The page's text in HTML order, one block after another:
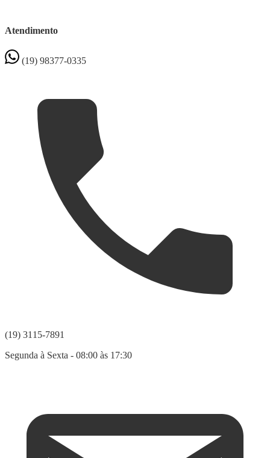
Atendimento
(19) 98377-0335
(19) 3115-7891
Segunda à Sexta - 08:00 às 17:30